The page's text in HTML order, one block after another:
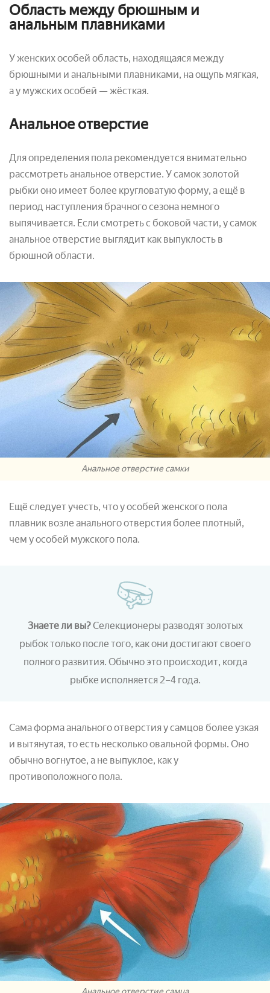
Область между брюшным и
анальным плавниками
У женских особей область, находящаяся между
брюшными и анальными плавниками, на ощупь мягкая,
а у мужских особей — жёсткая.
Анальное отверстие
Для определения пола рекомендуется внимательно
рассмотреть анальное отверстие. У самок золотой
рыбки оно имеет более кругловатую форму, а ещё в
период наступления брачного сезона немного
выпячивается. Если смотреть с боковой части, у самок
анальное отверстие выглядит как выпуклость в
брюшной области.
Анальное отверстие самки
Ещё следует учесть, что у особей женского пола
плавник возле анального отверстия более плотный,
чем у особей мужского пола.
Знаете ли вы?Селекционеры разводят золотых
рыбок только после того, как они достигают своего
полного развития. Обычно это происходит, когда
рыбке исполняется 2–4 года.
Сама форма анального отверстия у самцов более узкая
и вытянутая, то есть несколько овальной формы. Оно
обычно вогнутое, а не выпуклое, как у
противоположного пола.